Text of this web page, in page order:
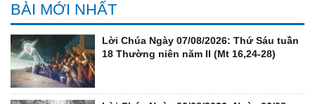
BÀI MỚI NHẤT
Lời Chúa Ngày 07/08/2026: Thứ Sáu tuần
18 Thường niên năm II (Mt 16,24-28)